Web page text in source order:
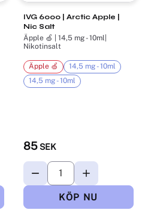
IVG 6000 | Arctic Apple |
Nic Salt
Äpple 🍏 | 14,5 mg - 10ml|
Nikotinsalt
85 SEK
Äpple 🍏
14,5 mg - 10ml
14,5 mg - 10ml